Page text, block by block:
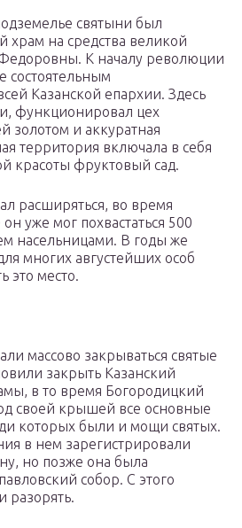
святыни был
храм на средства великой
К началу революции
состоятельным
Казанской епархии. Здесь
функционировал цех
и аккуратная
территория включала в себя
красоты фруктовый сад.
расширяться, во время
уже мог похвастаться 500
насельницами. В годы же
многих августейших особ
это место.
массово закрываться святые
закрыть Казанский
в то время Богородицкий
своей крышей все основные
которых были и мощи святых.
в нем зарегистрировали
но позже она была
собор. С этого
разорять.